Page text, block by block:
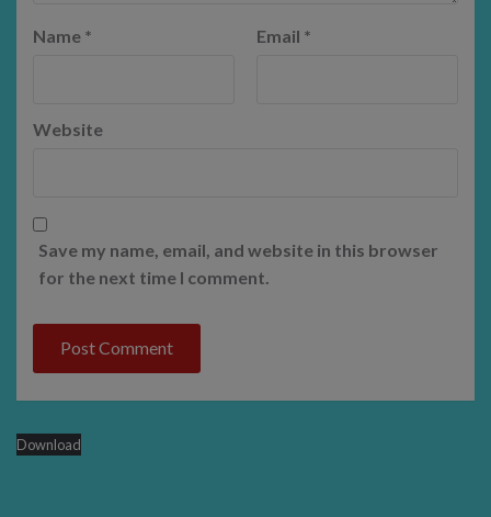
Name * Email *
Website
Save my name, email, and website in this browser
for the next time I comment.
Download